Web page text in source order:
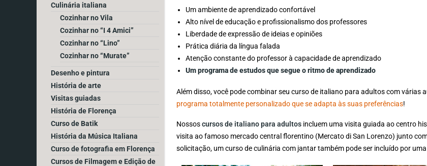
Culinária italiana
Cozinhar no Vila
Cozinhar no “I 4 Amici”
Cozinhar no “Lino”
Cozinhar no “Murate”
Desenho e pintura
História de arte
Visitas guiadas
História de Florença
Curso de Batik
História da Música Italiana
Curso de fotografia em Florença
Cursos de Filmagem e Edição de
Um ambiente de aprendizado confortável
Alto nível de educação e profissionalismo dos professores
Liberdade de expressão de ideias e opiniões
Prática diária da língua falada
Atenção constante do professor à capacidade de aprendizado
Um programa de estudos que segue o ritmo de aprendizado
Além disso, você pode combinar seu curso de italiano para adultos com várias
programa totalmente personalizado que se adapta às suas preferências!
Nossoscursos de italiano para adultos incluem uma visita guiada ao centro
visita ao famoso mercado central florentino (Mercato di San Lorenzo) junto
solicitação, um curso de culinária com jantar também pode ser incluído por